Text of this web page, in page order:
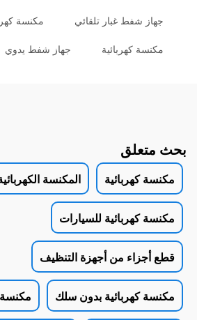
جهاز شفط غبار تلقائي مكنسة
مكنسة كهربائية جهاز شفط يدوي
بحث متعلق
مكنسة كهربائية المكنسة
مكنسة كهربائية للسيارات
قطع أجزاء من أجهزة التنظيف
مكنسة كهربائية بدون سلك مكنسة